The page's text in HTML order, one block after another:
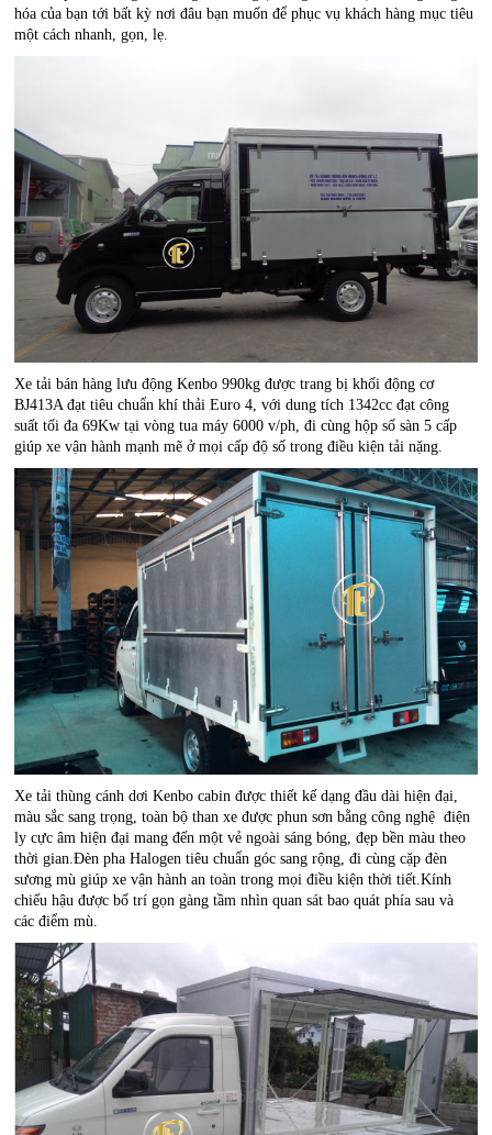
hóa của bạn tới bất kỳ nơi đâu bạn muốn để phục vụ khách hàng mục tiêu
một cách nhanh, gọn, lẹ.
Xe tải bán hàng lưu động Kenbo 990kg được trang bị khối động cơ
BJ413A đạt tiêu chuẩn khí thải Euro 4, với dung tích 1342cc đạt công
suất tối đa 69Kw tại vòng tua máy 6000 v/ph, đi cùng hộp số sàn 5 cấp
giúp xe vận hành mạnh mẽ ở mọi cấp độ số trong điều kiện tải nặng.
Xe tải thùng cánh dơi Kenbo cabin được thiết kế dạng đầu dài hiện đại,
màu sắc sang trọng, toàn bộ than xe được phun sơn bằng công nghệ điện
ly cực âm hiện đại mang đến một vẻ ngoài sáng bóng, đẹp bền màu theo
thời gian.Đèn pha Halogen tiêu chuẩn góc sang rộng, đi cùng cặp đèn
sương mù giúp xe vận hành an toàn trong mọi điều kiện thời tiết.Kính
chiếu hậu được bố trí gọn gàng tầm nhìn quan sát bao quát phía sau và
các điểm mù.